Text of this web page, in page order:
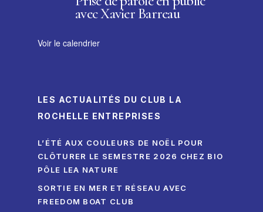
avec Xavier Barreau
Voir le calendrier
LES ACTUALITÉS DU CLUB LA
ROCHELLE ENTREPRISES
L’ÉTÉ AUX COULEURS DE NOËL POUR
CLÔTURER LE SEMESTRE 2026 CHEZ BIO
PÔLE LEA NATURE
SORTIE EN MER ET RÉSEAU AVEC
FREEDOM BOAT CLUB